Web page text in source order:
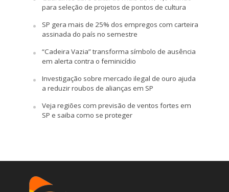
para seleção de projetos de pontos de cultura
SP gera mais de 25% dos empregos com carteira
assinada do país no semestre
“Cadeira Vazia” transforma símbolo de ausência
em alerta contra o feminicídio
Investigação sobre mercado ilegal de ouro ajuda
a reduzir roubos de alianças em SP
Veja regiões com previsão de ventos fortes em
SP e saiba como se proteger